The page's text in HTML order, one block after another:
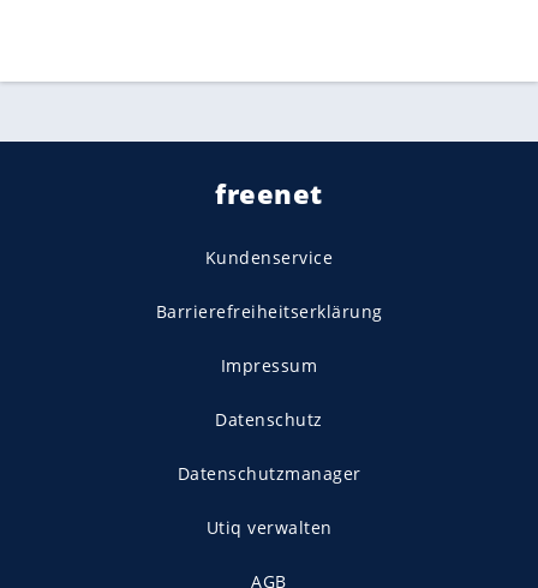
freenet
Kundenservice
Barrierefreiheitserklärung
Impressum
Datenschutz
Datenschutzmanager
Utiq verwalten
AGB